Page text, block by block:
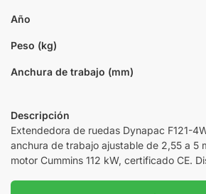
Año
Peso (kg)
Anchura de trabajo (mm)
Descripción
Extendedora de ruedas Dynapac F121-
anchura de trabajo ajustable de 2,55 a 5
motor Cummins 112 kW, certificado CE.